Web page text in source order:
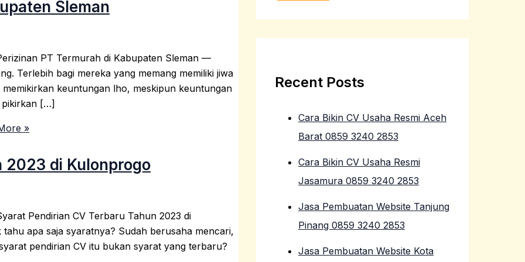
Sleman
PT Termurah di Kabupaten Sleman —
Terlebih bagi mereka yang memang memiliki jiwa
keuntungan lho, meskipun keuntungan
pikirkan […]
»
2023 di Kulonprogo
Pendirian CV Terbaru Tahun 2023 di
apa saja syaratnya? Sudah berusaha mencari,
pendirian CV itu bukan syarat yang terbaru?
Recent Posts
Cara Bikin CV Usaha Resmi Aceh
Barat 0859 3240 2853
Cara Bikin CV Usaha Resmi
Jasamura 0859 3240 2853
Jasa Pembuatan Website Tanjung
Pinang 0859 3240 2853
Jasa Pembuatan Website Kota